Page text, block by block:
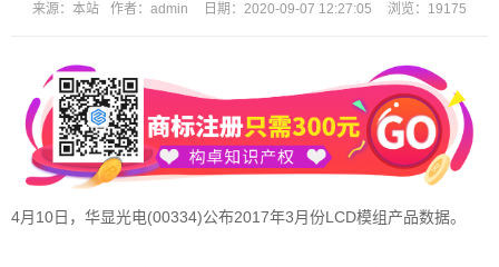
来源： 本站 作者： admin 日期： 2020-09-07 12:27:05 浏览： 19175
4月10日，华显光电(00334)公布2017年3月份LCD模组产品数据。